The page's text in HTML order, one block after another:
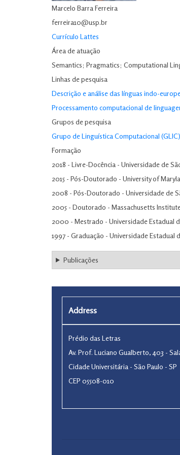
Marcelo Barra Ferreira
ferreira10@usp.br
Currículo Lattes
Área de atuação
Semantics; Pragmatics; Computational
Linhas de pesquisa
Descrição e análise das línguas indo-
Processamento computacional de
Grupos de pesquisa
Grupo de Linguística Computacional (GLIC)
Formação
2018 - Livre-Docência - Universidade de
2015 - Pós-Doutorado - University of
2008 - Pós-Doutorado - Universidade de
2005 - Doutorado - Massachusetts
2000 - Mestrado - Universidade Estadual
1997 - Graduação - Universidade Estadual
Publicações
Address
Prédio das Letras
Av. Prof. Luciano Gualberto, 403 -
Cidade Universitária - São Paulo - SP
CEP 05508-010